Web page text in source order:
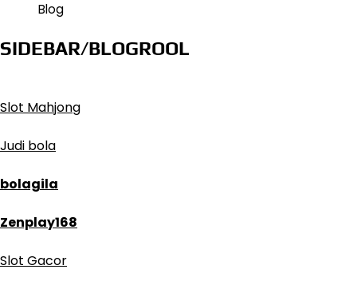
Blog
SIDEBAR/BLOGROOL
Slot Mahjong
Judi bola
bolagila
Zenplay168
Slot Gacor